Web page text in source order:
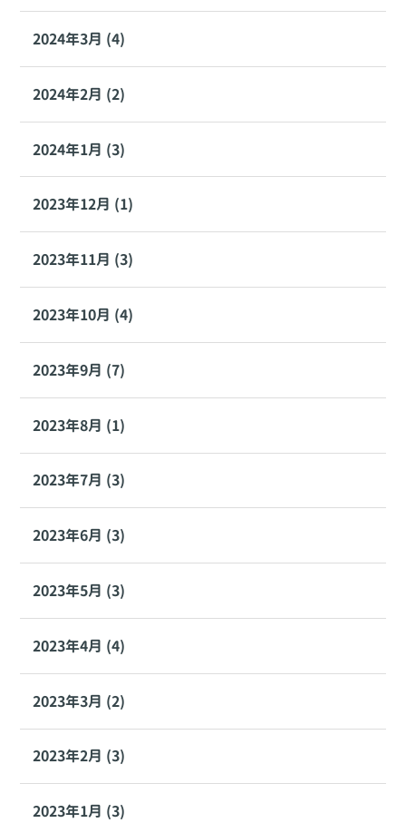
2024年3月 (4)
2024年2月 (2)
2024年1月 (3)
2023年12月 (1)
2023年11月 (3)
2023年10月 (4)
2023年9月 (7)
2023年8月 (1)
2023年7月 (3)
2023年6月 (3)
2023年5月 (3)
2023年4月 (4)
2023年3月 (2)
2023年2月 (3)
2023年1月 (3)